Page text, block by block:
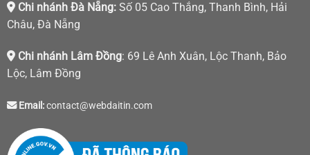
Chi nhánh Đà Nẵng:Số 05 Cao Thắng, Thanh Bình, Hải
Châu, Đà Nẵng
Chi nhánh Lâm Đồng: 69 Lê Anh Xuân, Lộc Thanh, Bảo
Lộc, Lâm Đồng
Email:contact@webdaitin.com